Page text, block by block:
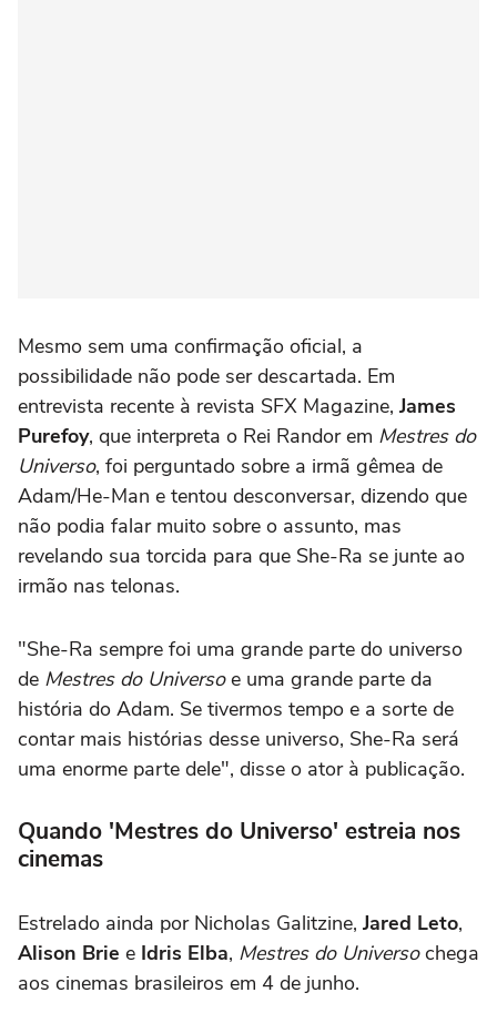
Mesmo sem uma confirmação oficial, a
possibilidade não pode ser descartada. Em
entrevista recente à revista SFX Magazine, James
Purefoy, que interpreta o Rei Randor em Mestres do
Universo, foi perguntado sobre a irmã gêmea de
Adam/He-Man e tentou desconversar, dizendo que
não podia falar muito sobre o assunto, mas
revelando sua torcida para que She-Ra se junte ao
irmão nas telonas.
"She-Ra sempre foi uma grande parte do universo
de Mestres do Universoe uma grande parte da
história do Adam. Se tivermos tempo e a sorte de
contar mais histórias desse universo, She-Ra será
uma enorme parte dele", disse o ator à publicação.
Quando 'Mestres do Universo' estreia nos
cinemas
Estrelado ainda por Nicholas Galitzine, Jared Leto,
Alison Brie e Idris Elba, Mestres do Universochega
aos cinemas brasileiros em 4 de junho.